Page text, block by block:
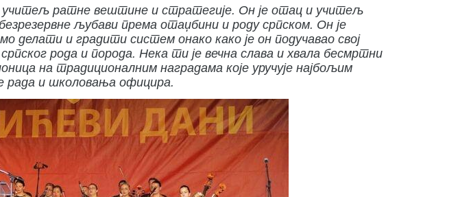
учитељ ратне вештине и стратегије. Он је отац и учитељ
љубави према отаџбини и роду српском. Он је
делати и градити систем онако како је он подучавао свој
рода и порода. Нека ти је вечна слава и хвала бесмртни
на традиционалним наградама које уручује најбољим
рада и школовања официра.